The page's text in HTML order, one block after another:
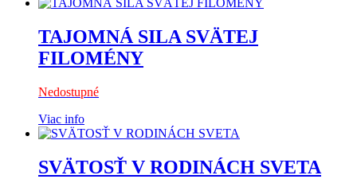
TAJOMNÁ SILA SVÄTEJ
FILOMÉNY
Nedostupné
Viac info
SVÄTOSŤ V RODINÁCH SVETA